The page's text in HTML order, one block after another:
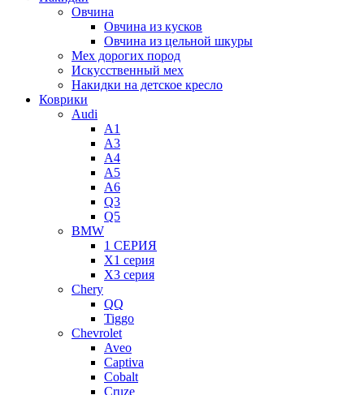
Овчина
Овчина из кусков
Овчина из цельной шкуры
Мех дорогих пород
Искусственный мех
Накидки на детское кресло
Коврики
Audi
A1
A3
A4
A5
A6
Q3
Q5
BMW
1 СЕРИЯ
X1 серия
X3 серия
Chery
QQ
Tiggo
Chevrolet
Aveo
Captiva
Cobalt
Cruze